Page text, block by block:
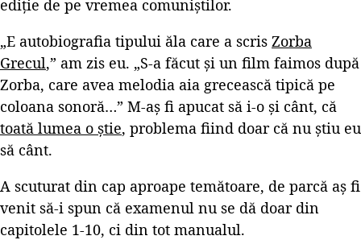
ediție de pe vremea comuniștilor.
„E autobiografia tipului ăla care a scris Zorba
Grecul,” am zis eu. „S-a făcut și un film faimos după
Zorba, care avea melodia aia grecească tipică pe
coloana sonoră…” M-aș fi apucat să i-o și cânt, că
toată lumea o știe, problema fiind doar că nu știu eu
să cânt.
A scuturat din cap aproape temătoare, de parcă aș fi
venit să-i spun că examenul nu se dă doar din
capitolele 1-10, ci din tot manualul.